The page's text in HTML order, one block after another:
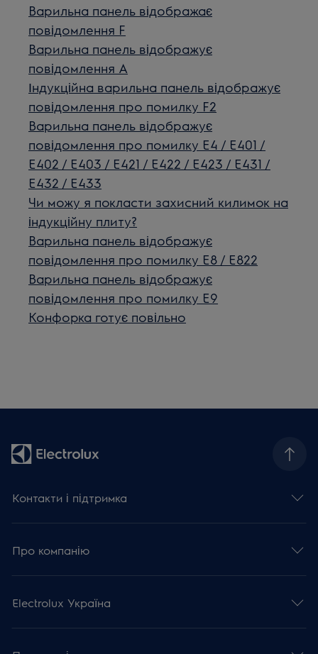
Варильна панель відображає
повідомлення F
Варильна панель відображує
повідомлення А
Індукційна варильна панель відображує
повідомлення про помилку F2
Варильна панель відображує
повідомлення про помилку E4 / E401 /
E402 / E403 / E421 / E422 / E423 / E431 /
E432 / E433
Чи можу я покласти захисний килимок на
індукційну плиту?
Варильна панель відображує
повідомлення про помилку E8 / E822
Варильна панель відображує
повідомлення про помилку E9
Конфорка готує повільно
Контакти і підтримка
Про компанію
Electrolux Україна